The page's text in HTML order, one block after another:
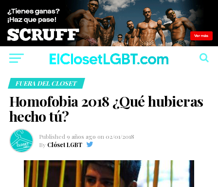
FUERA DEL CLOSET
Homofobia 2018 ¿Qué hubieras
hecho tú?
Published 9 años ago on 02/01/2018
By Clóset LGBT